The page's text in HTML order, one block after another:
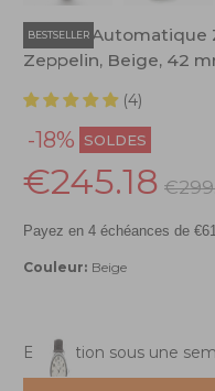
BESTSELLER
Montre Automatique
Zeppelin, Beige, 42
(4)
-18% SOLDES
€245.18
Payez en 4 échéances de
Couleur: Beige
Expédition sous une